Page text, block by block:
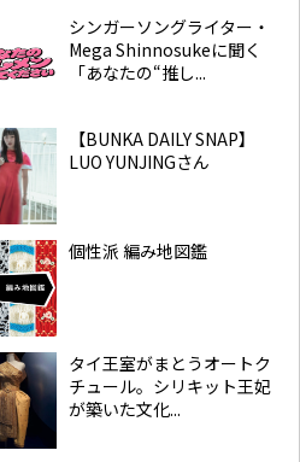
シンガーソングライター・
Mega Shinnosukeに聞く
「あなたの“推し...
【BUNKA DAILY SNAP】
LUO YUNJINGさん
個性派 編み地図鑑
タイ王室がまとうオートク
チュール。シリキット王妃
が築いた文化...